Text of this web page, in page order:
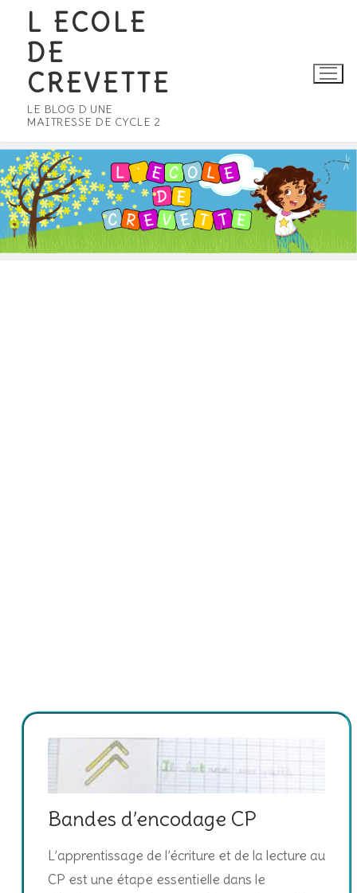
contenu
L ECOLE
DE
CREVETTE
LE BLOG D UNE
MAITRESSE DE CYCLE 2
Bandes d’encodage CP
L’apprentissage de l’écriture et de la lecture au
CP est une étape essentielle dans le